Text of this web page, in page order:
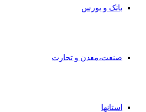
بانک و بورس
صنعت،معدن و تجارت
استانها